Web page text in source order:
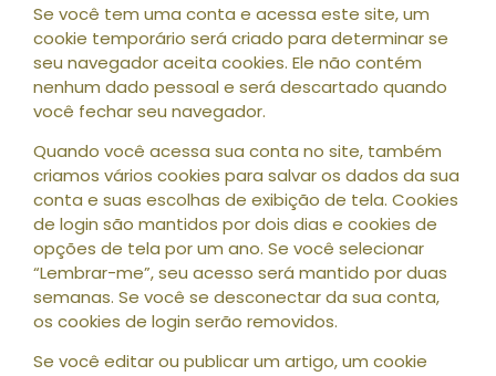
Se você tem uma conta e acessa este site, um
cookie temporário será criado para determinar se
seu navegador aceita cookies. Ele não contém
nenhum dado pessoal e será descartado quando
você fechar seu navegador.
Quando você acessa sua conta no site, também
criamos vários cookies para salvar os dados da sua
conta e suas escolhas de exibição de tela. Cookies
de login são mantidos por dois dias e cookies de
opções de tela por um ano. Se você selecionar
“Lembrar-me”, seu acesso será mantido por duas
semanas. Se você se desconectar da sua conta,
os cookies de login serão removidos.
Se você editar ou publicar um artigo, um cookie